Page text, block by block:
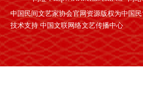
中国民间文艺家协会官网资源版权为中国
技术支持 中国文联网络文艺传播中心